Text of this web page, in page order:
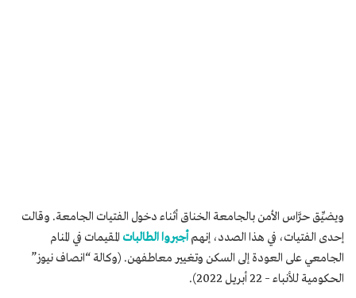
ويضيِّق حرَّاس الأمن بالجامعة الخناق أثناء دخول الفتيات الجامعة. وقالت
إحدى الفتيات، في هذا الصدد، إنهمأجبروا الطالبات المقيمات في المنام
الجامعي على العودة إلى السكن وتغيير معاطفهن. (وكالة “انصاف نيوز”
الحكومية للأنباء – 22 أبريل 2022).